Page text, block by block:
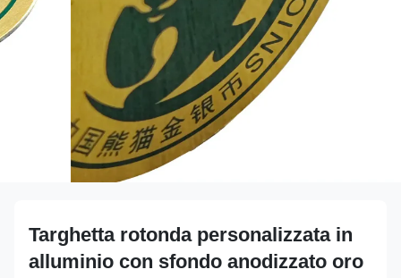
Targhetta rotonda personalizzata in
alluminio con sfondo anodizzato oro